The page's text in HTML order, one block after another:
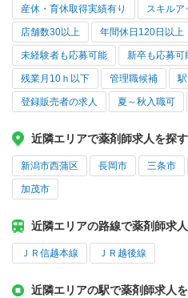
産休・育休取得実績有り スキルア
店舗数30以上 年間休日120日以上
未経験者も応募可能 新卒も応募可
残業月10ｈ以下 管理職候補
登録販売者の求人 夏～秋入職可
近隣エリアで薬剤師求人を探す
新潟市西蒲区 長岡市 三条市
加茂市
近隣エリアの路線で薬剤師求
ＪＲ信越本線 ＪＲ越後線
近隣エリアの駅で薬剤師求人